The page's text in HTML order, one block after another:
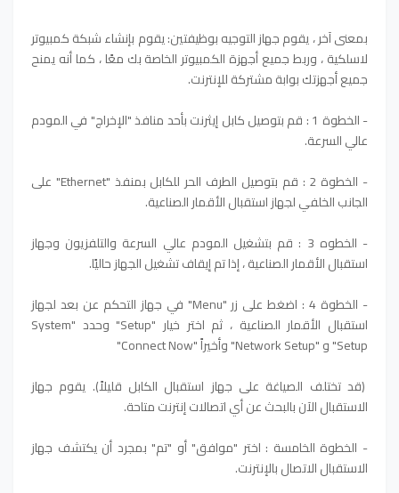
بمعنى آخر ، يقوم جهاز التوجيه بوظيفتين: يقوم بإنشاء شبكة كمبيوتر
لاسلكية ، وربط جميع أجهزة الكمبيوتر الخاصة بك معًا ، كما أنه يمنح
جميع أجهزتك بوابة مشتركة للإنترنت.
- الخطوة 1 : قم بتوصيل كابل إيثرنت بأحد منافذ "الإخراج" في المودم
عالي السرعة.
- الخطوة 2 : قم بتوصيل الطرف الحر للكابل بمنفذ "Ethernet" على
الجانب الخلفي لجهاز استقبال الأقمار الصناعية.
- الخطوه 3 : قم بتشغيل المودم عالي السرعة والتلفزيون وجهاز
استقبال الأقمار الصناعية ، إذا تم إيقاف تشغيل الجهاز حاليًا.
- الخطوة 4 : اضغط على زر "Menu" في جهاز التحكم عن بعد لجهاز
استقبال الأقمار الصناعية ، ثم اختر خيار "Setup" وحدد "System
Setup" و "Network Setup" وأخيراً "Connect Now"
(قد تختلف الصياغة على جهاز استقبال الكابل قليلاً). يقوم جهاز
الاستقبال الآن بالبحث عن أي اتصالات إنترنت متاحة.
- الخطوة الخامسة : اختر "موافق" أو "تم" بمجرد أن يكتشف جهاز
الاستقبال الاتصال بالإنترنت.